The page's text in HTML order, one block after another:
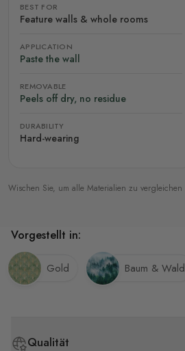
BEST FOR
Feature walls & whole rooms
APPLICATION
Paste the wall
REMOVABLE
Peels off dry, no residue
DURABILITY
Hard-wearing
Wischen Sie, um alle Materialien zu vergleichen
Qualität
Vorgestellt in:
Gold Baum & Wald